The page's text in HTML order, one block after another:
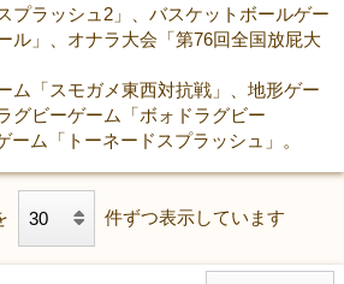
プラッシュ2」、バスケットボールゲー
ル」、オナラ大会「第76回全国放屁大
ム「スモガメ東西対抗戦」、地形ゲー
グビーゲーム「ボォドラグビー
ーム「トーネードスプラッシュ」。
件ずつ表示しています